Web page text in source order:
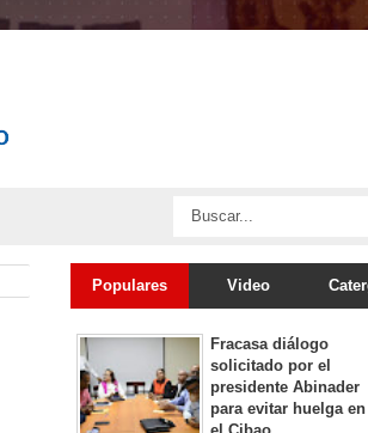
Populares Video
Fracasa diálogo
solicitado por el
presidente Abinader
para evitar huelga en